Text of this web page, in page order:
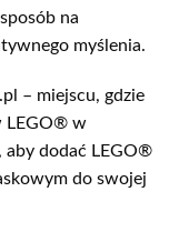
na
myślenia.
– miejscu, gdzie
LEGO® w
aby dodać LEGO®
do swojej